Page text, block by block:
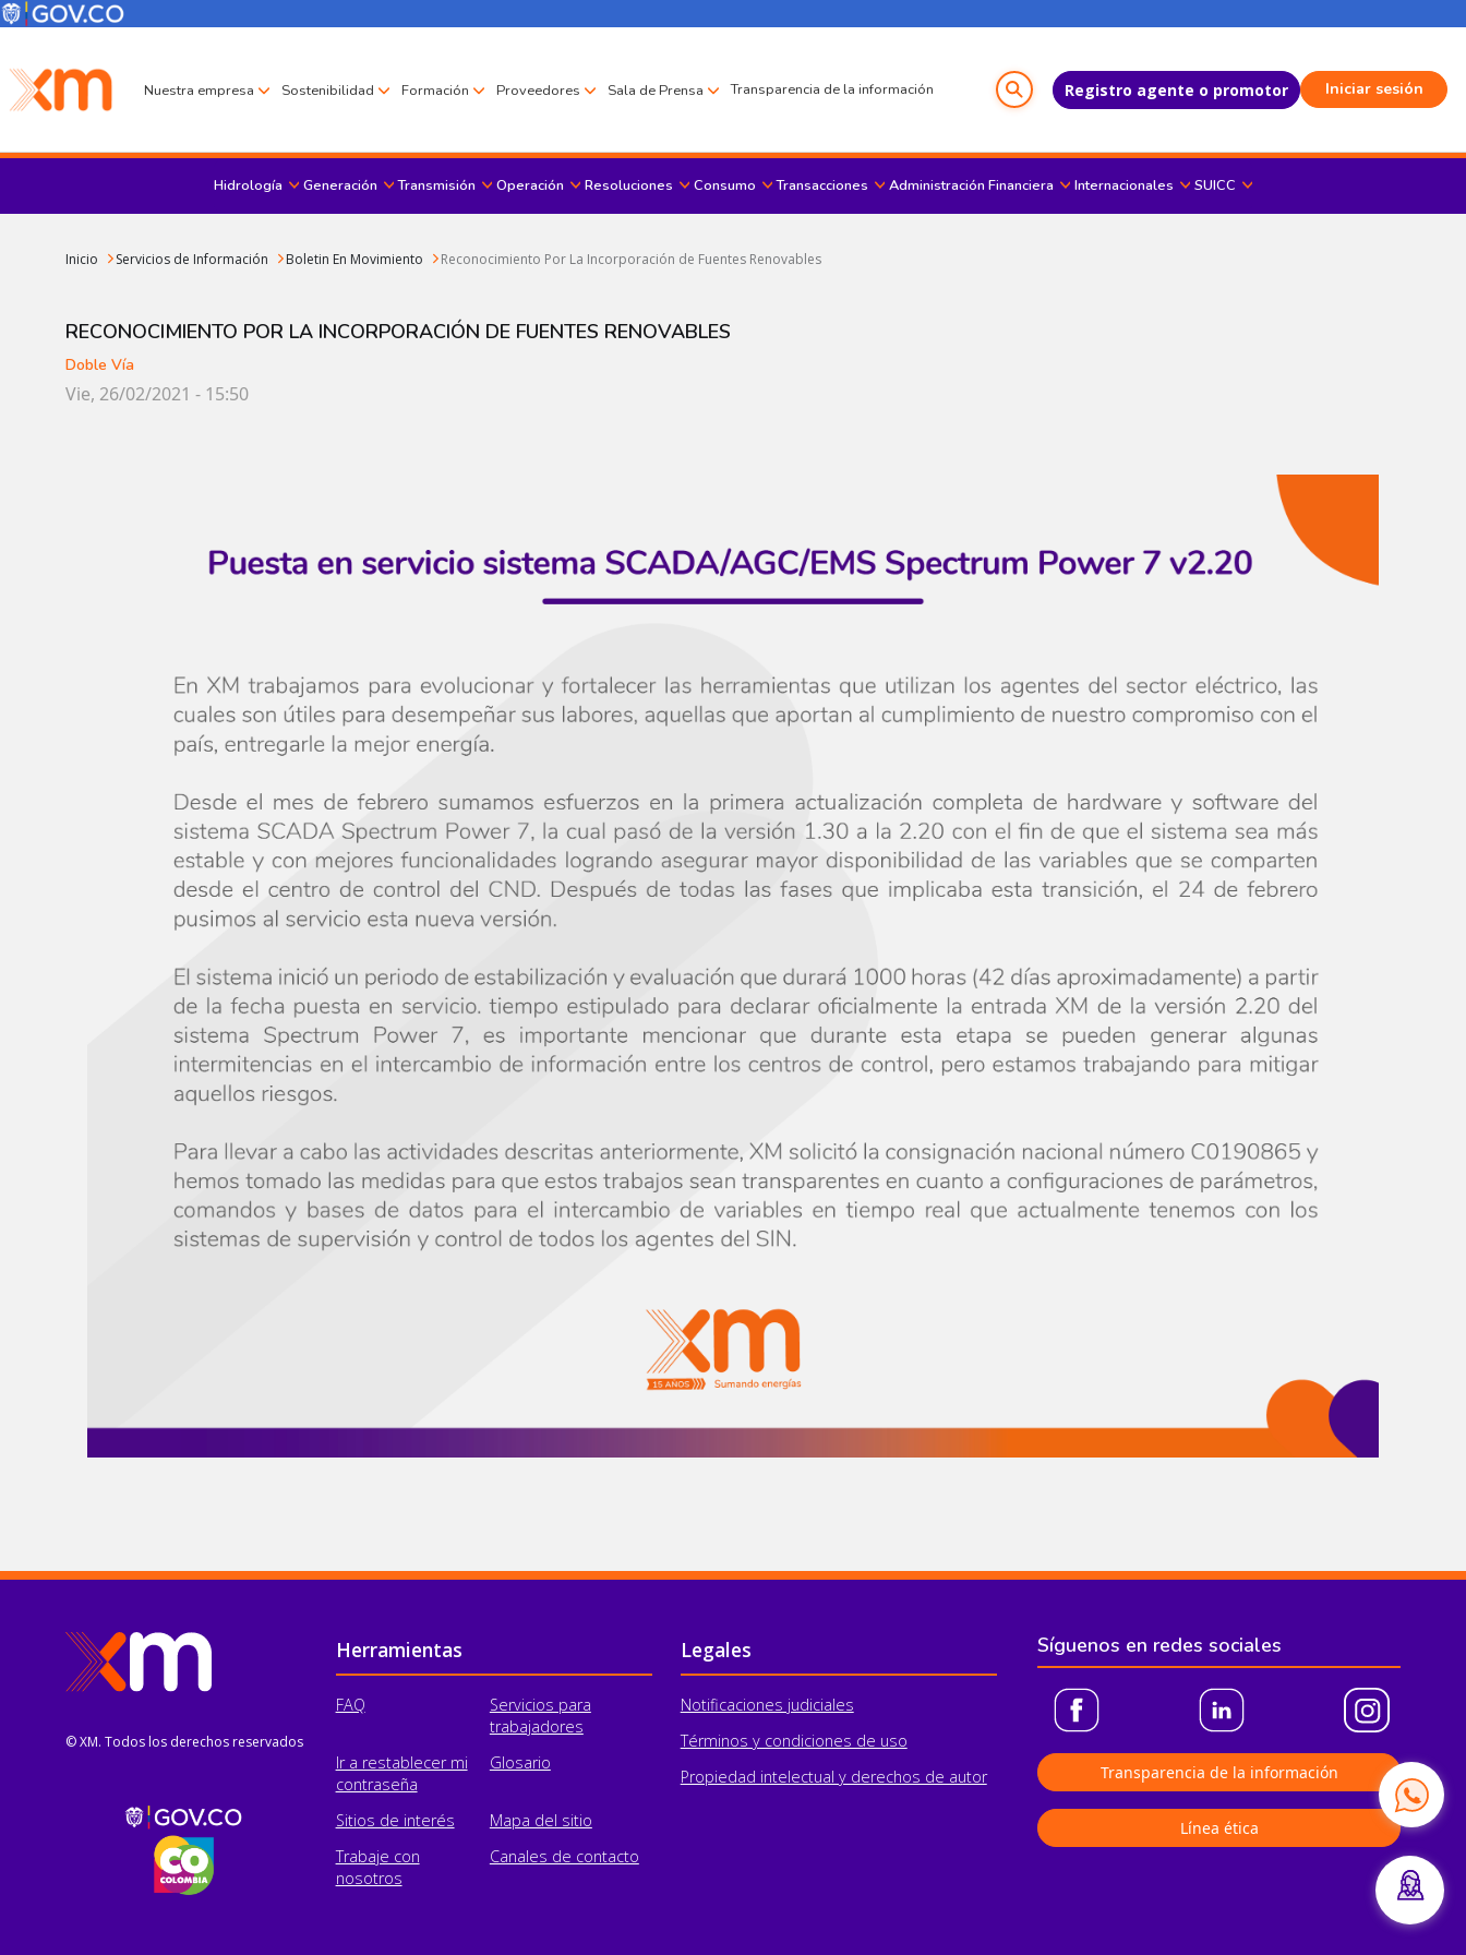
Pasar al contenido principal
Menú Corporativo
Menú de encabezado
Nuestra empresa Sostenibilidad Formación Proveedores Sala de Prensa Transparencia de la información Registro agente o promotor Iniciar sesión
Menu principal
Hidrología Generación Transmisión Operación Resoluciones Consumo Transacciones Administración Financiera Internacionales SUICC
Sobrescribir enlaces de ayuda a la navegación
Inicio Servicios de Información Boletin En Movimiento Reconocimiento Por La Incorporación de Fuentes Renovables
RECONOCIMIENTO POR LA INCORPORACIÓN DE FUENTES RENOVABLES
Doble Vía
Vie, 26/02/2021 - 15:50
© XM. Todos los derechos reservados
Pie de página
Herramientas
FAQ
Servicios para
trabajadores
Ir a restablecer mi
contraseña
Glosario
Sitios de interés
Mapa del sitio
Trabaje con
nosotros
Canales de contacto
Legales
Notificaciones judiciales
Términos y condiciones de uso
Propiedad intelectual y derechos de autor
Síguenos en redes sociales
Transparencia de la información
Línea ética